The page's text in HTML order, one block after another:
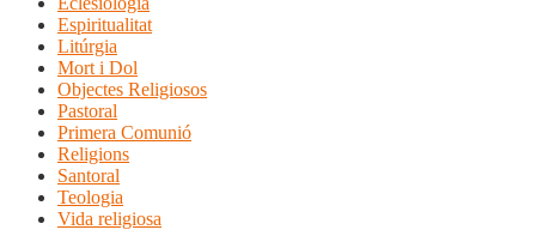
Espiritualitat
Litúrgia
Mort i Dol
Objectes Religiosos
Pastoral
Primera Comunió
Religions
Santoral
Teologia
Vida religiosa